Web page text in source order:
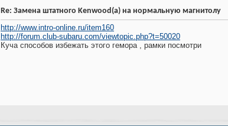
Re: Замена штатного Kenwood(a) на нормальную магнитолу
http://www.intro-online.ru/item160
http://forum.club-subaru.com/viewtopic.php?t=50020
Куча способов избежать этого гемора , рамки посмотри